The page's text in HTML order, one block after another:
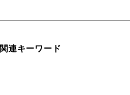
関連キーワード